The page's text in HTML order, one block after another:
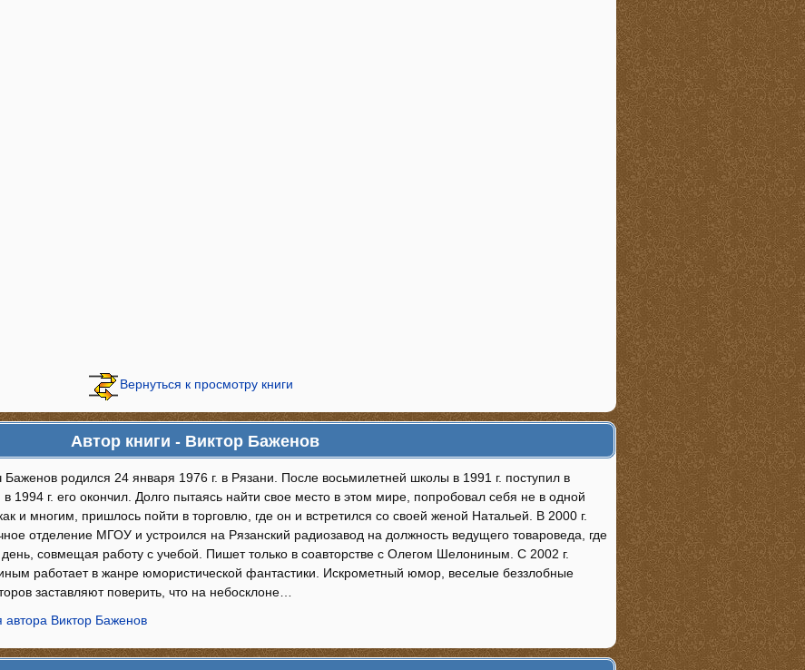
Вернуться к просмотру книги
Автор книги - Виктор Баженов
Баженов родился 24 января 1976 г. в Рязани. После восьмилетней школы в 1991 г. поступил в
1994 г. его окончил. Долго пытаясь найти свое место в этом мире, попробовал себя не в одной
и многим, пришлось пойти в торговлю, где он и встретился со своей женой Натальей. В 2000 г.
отделение МГОУ и устроился на Рязанский радиозавод на должность ведущего товароведа, где
день, совмещая работу с учебой. Пишет только в соавторстве с Олегом Шелониным. С 2002 г.
работает в жанре юмористической фантастики. Искрометный юмор, веселые беззлобные
заставляют поверить, что на небосклоне…
автора Виктор Баженов